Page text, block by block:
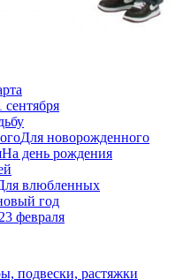
сентября
Для новорожденного
На день рождения
влюбленных
год
февраля